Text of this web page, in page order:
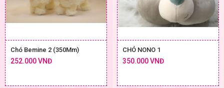
Chó Bemine 2 (350Mm)
252.000 VNĐ
CHÓ NONO 1
350.000 VNĐ